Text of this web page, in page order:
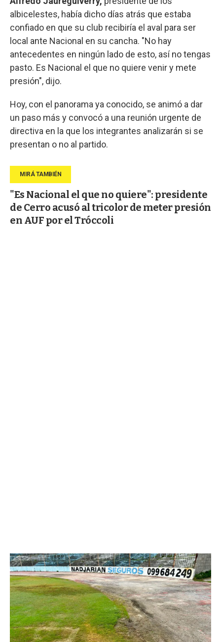
albicelestes, había dicho días atrás que estaba
confiado en que su club recibiría el aval para ser
local ante Nacional en su cancha. "No hay
antecedentes en ningún lado de esto, así no tengas
pasto. Es Nacional el que no quiere venir y mete
presión", dijo.
Hoy, con el panorama ya conocido, se animó a dar
un paso más y convocó a una reunión urgente de
directiva en la que los integrantes analizarán si se
presentan o no al partido.
"Es Nacional el que no quiere": presidente
de Cerro acusó al tricolor de meter presión
en AUF por el Tróccoli